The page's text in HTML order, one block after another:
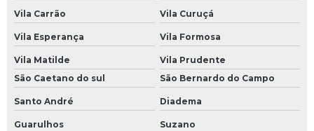
Vila Carrão Vila Curuçá
Vila Esperança Vila Formosa
Vila Matilde
Vila Prudente
São Caetano do sul
São Bernardo do Campo
Santo André Diadema
Guarulhos Suzano